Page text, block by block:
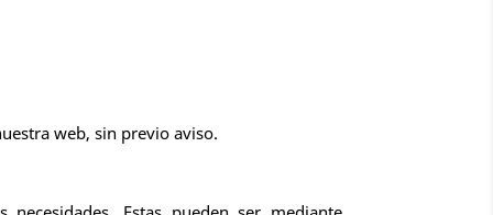
web, sin previo aviso.